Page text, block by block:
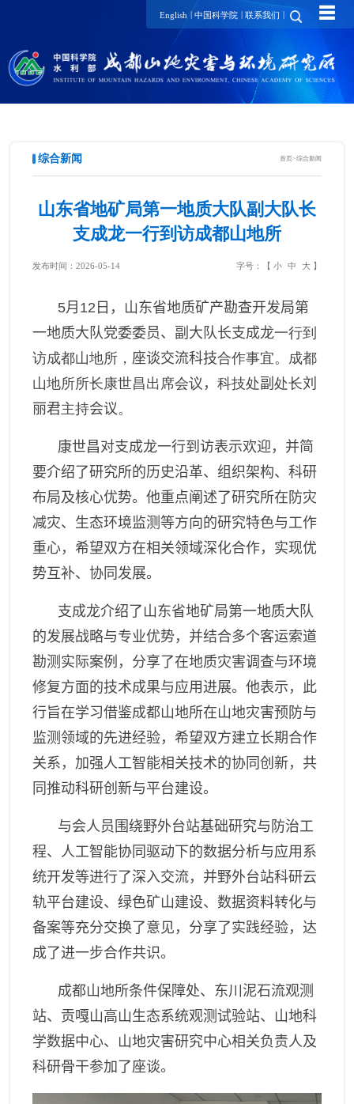
English | 中国科学院 | 联系我们 | ☰
综合新闻 首页>综合新闻
山东省地矿局第一地质大队副大队长
支成龙一行到访成都山地所
发布时间：2026-05-14 字号：【 小 中 大】
5月 12 日，山东省地质矿产勘查开发局第
一地质大队党委委员、副大队长支成龙一行到
访成都山地所， 座谈交流科技合作事宜。成都
山地所所长康世昌出席会议 ，科技处副处长刘
丽君主持会议。
康世昌对支成龙一行到访表示欢迎，并简
要介绍了研究所的历史沿革、组织架构、科研
布局及核心优势。他重点阐述了研究所在防灾
减灾、生态环境监测等方向的研究特色与工作
重心，希望双方在相关领域深化合作，实现优
势互补、协同发展。
支成龙介绍了山东省地矿局第一地质大队
的发展战略与专业优势，并结合多个客运索道
勘测实际案例，分享了在地质灾害调查与环境
修复方面的技术成果与应用进展。他表示，此
行旨在学习借鉴成都山地所在山地灾害预防与
监测领域的先进经验，希望双方建立长期合作
关系，加强人工智能相关技术的协同创新，共
同推动科研创新与平台建设。
与会人员围绕野外台站基础研究与防治工
程、人工智能协同驱动下的数据分析与应用系
统开发等进行了深入交流，并野外台站科研云
轨平台建设、绿色矿山建设、数据资料转化与
备案等充分交换了意见，分享了实践经验，达
成了进一步合作共识。
成都山地所条件保障处、 东川泥石流观测
站、 贡嘎山高山生态系统观测试验站、山地科
学数据中心、山地灾害研究中心相关负责人及
科研骨干参加了座谈。